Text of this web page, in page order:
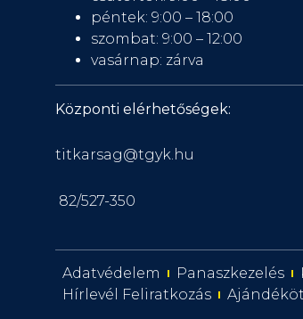
péntek: 9:00 – 18:00
szombat: 9:00 – 12:00
vasárnap: zárva
Központi elérhetőségek:
titkarsag@tgyk.hu
82/527-350
Adatvédelem Panaszkezelés
Hírlevél Feliratkozás